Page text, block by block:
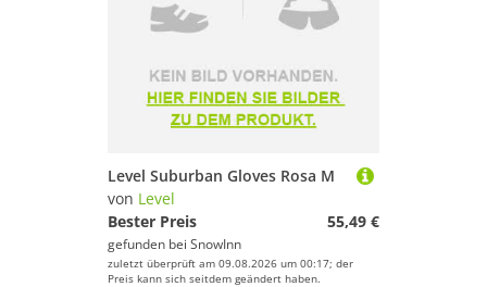
Level Suburban Gloves Rosa M
von Level
Bester Preis
55,49 €
gefunden bei SnowInn
zuletzt überprüft am 09.08.2026 um 00:17; der
Preis kann sich seitdem geändert haben.